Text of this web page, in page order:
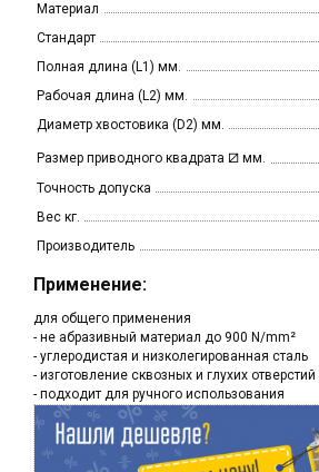
Материал
Стандарт
Полная длина (L1) мм.
Рабочая длина (L2) мм.
Диаметр хвостовика (D2) мм.
Размер приводного квадрата ⧄ мм.
Точность допуска
Вес кг.
Производитель
Применение:
для общего применения
- не абразивный материал до 900 N/mm²
- углеродистая и низколегированная сталь
- изготовление сквозных и глухих отверстий
- подходит для ручного использования